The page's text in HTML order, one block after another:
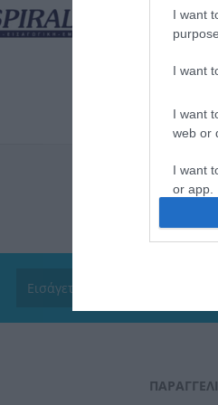
I want
I want
I want
web or
I want
or app.
I want
I want